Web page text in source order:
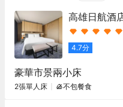
高雄日航酒
4.7分
豪華市景兩小床
2張單人床 不包餐食